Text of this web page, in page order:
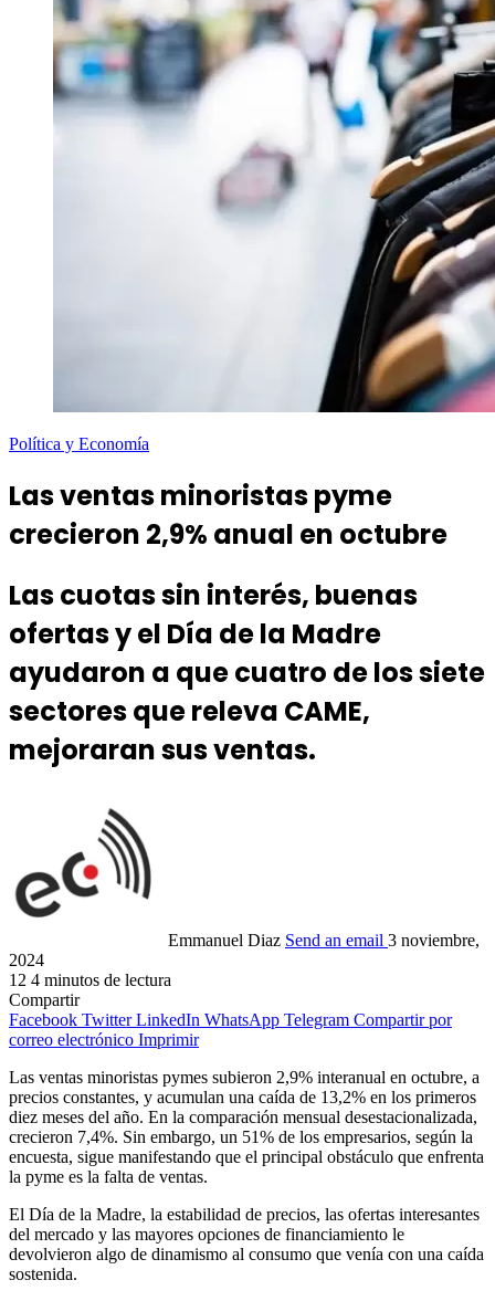
Política y Economía
Las ventas minoristas pyme
crecieron 2,9% anual en octubre
Las cuotas sin interés, buenas
ofertas y el Día de la Madre
ayudaron a que cuatro de los siete
sectores que releva CAME,
mejoraran sus ventas.
Emmanuel Diaz Send an email 3 noviembre,
2024
12 4 minutos de lectura
Compartir
Facebook Twitter LinkedIn WhatsApp Telegram Compartir por
correo electrónico Imprimir
Las ventas minoristas pymes subieron 2,9% interanual en octubre, a
precios constantes, y acumulan una caída de 13,2% en los primeros
diez meses del año. En la comparación mensual desestacionalizada,
crecieron 7,4%. Sin embargo, un 51% de los empresarios, según la
encuesta, sigue manifestando que el principal obstáculo que enfrenta
la pyme es la falta de ventas.
El Día de la Madre, la estabilidad de precios, las ofertas interesantes
del mercado y las mayores opciones de financiamiento le
devolvieron algo de dinamismo al consumo que venía con una caída
sostenida.